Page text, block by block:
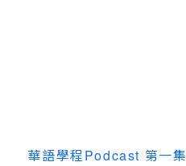
華語學程Podcast 第一集